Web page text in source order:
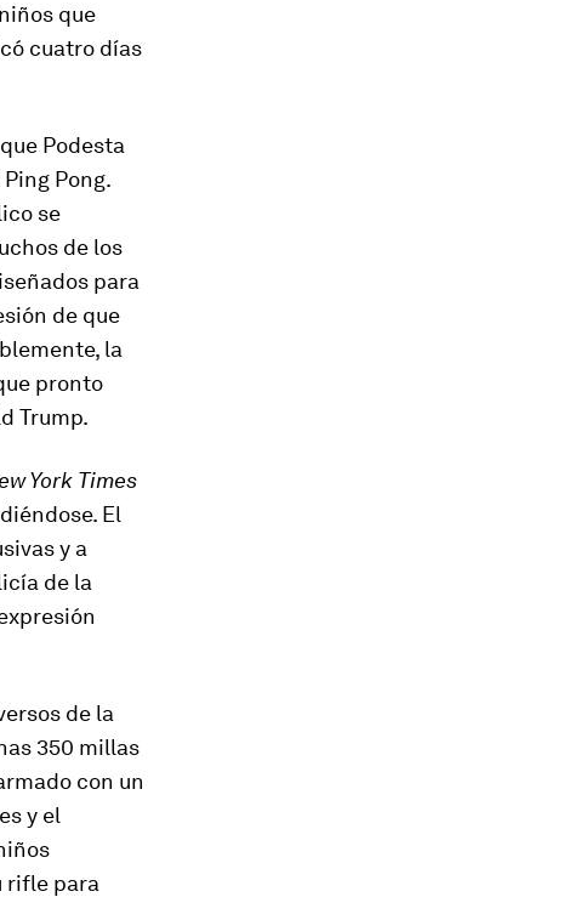
que
cuatro días
Podesta
Pong.
se
de los
para
de que
la
pronto
Trump.
York Times
El
y a
de la
de la
350 millas
con un
y el
rifle para